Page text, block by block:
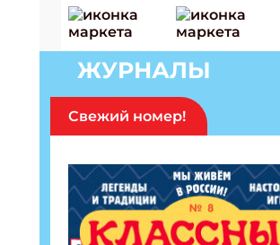
ЖУРНАЛЫ
Свежий номер!